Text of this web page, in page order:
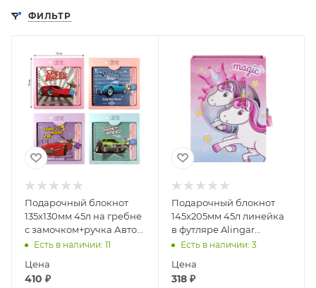
ФИЛЬТР
Подарочный блокнот
135х130мм 45л на гребне
с замочком+ручка Авто
mix Р21548-26
Есть в наличии: 11
Цена
410 ₽
Подарочный блокнот
145х205мм 45л линейка
в футляре Alingar
Волшебство-2 AL10699/2
Есть в наличии: 3
Цена
318₽